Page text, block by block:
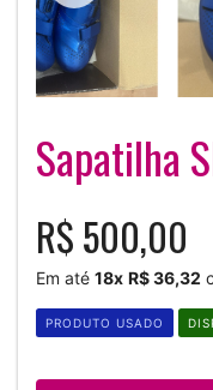
Sapatilha
R$ 500,00
Em até 18x R$ 36,32
PRODUTO USADO